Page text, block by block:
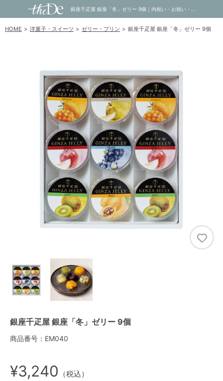
HOME 洋菓子・スイーツ ゼリー・プリン 銀座千疋屋 銀座「冬」ゼリー 9個
銀座千疋屋 銀座「冬」ゼリー 9個
商品番号：EM040
¥3,240 （税込）